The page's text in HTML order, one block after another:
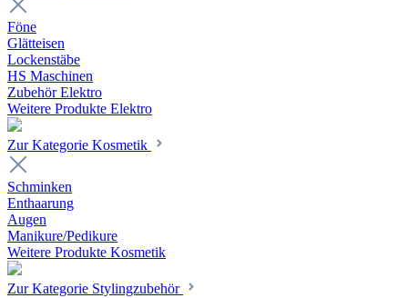
Föne
Glätteisen
Lockenstäbe
HS Maschinen
Zubehör Elektro
Weitere Produkte Elektro
Zur Kategorie Kosmetik
Schminken
Enthaarung
Augen
Manikure/Pedikure
Weitere Produkte Kosmetik
Zur Kategorie Stylingzubehör